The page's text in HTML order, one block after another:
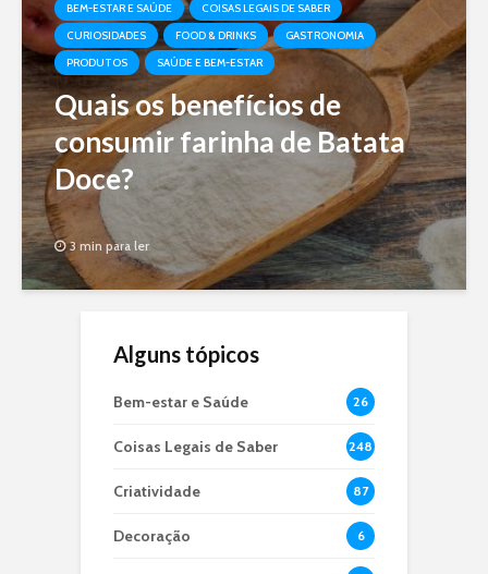
BEM-ESTAR E SAÚDE
COISAS LEGAIS DE SABER
CURIOSIDADES
FOOD & DRINKS
GASTRONOMIA
PRODUTOS
SAÚDE E BEM-ESTAR
Quais os benefícios de
consumir farinha de Batata
Doce?
3 min para ler
Alguns tópicos
Bem-estar e Saúde 26
Coisas Legais de Saber 248
Criatividade 87
Decoração 6